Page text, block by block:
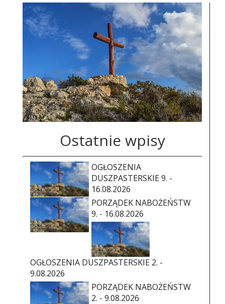
Ostatnie wpisy
OGŁOSZENIA
DUSZPASTERSKIE 9. -
16.08.2026
PORZĄDEK NABOŻEŃSTW
9. - 16.08.2026
OGŁOSZENIA DUSZPASTERSKIE 2. -
9.08.2026
PORZĄDEK NABOŻEŃSTW
2. - 9.08.2026